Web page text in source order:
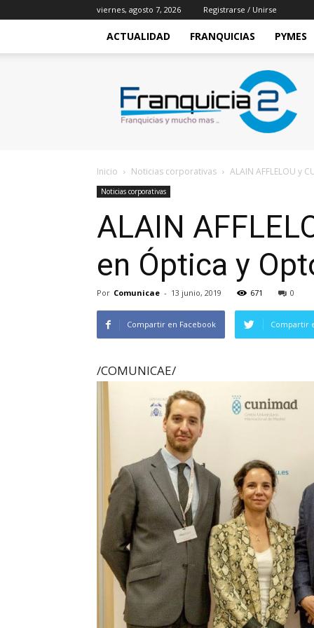
viernes, agosto 7, 2026 Registrarse / Unirse
ACTUALIDAD FRANQUICIAS PYMES
Inicio Noticias corporativas ALAIN AFFLELOU y
Noticias corporativas
ALAIN
en Óptica y
Por Comunicae - 13 junio, 2019 671 0
Compartir en Facebook Compartir
/COMUNICAE/